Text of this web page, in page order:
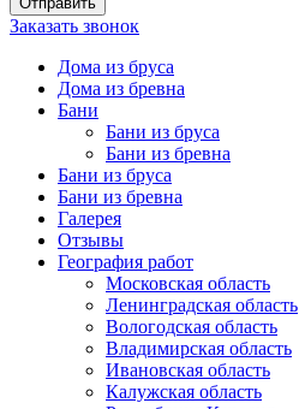
Заказать звонок
Дома из бруса
Дома из бревна
Бани
Бани из бруса
Бани из бревна
Бани из бруса
Бани из бревна
Галерея
Отзывы
География работ
Московская область
Ленинградская область
Вологодская область
Владимирская область
Ивановская область
Калужская область